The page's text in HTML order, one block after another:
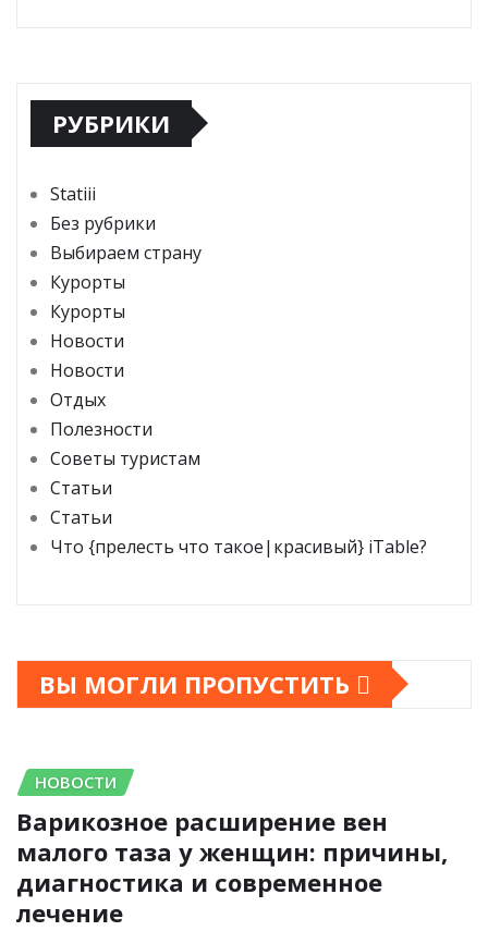
РУБРИКИ
Statiii
Без рубрики
Выбираем страну
Курорты
Курорты
Новости
Новости
Отдых
Полезности
Советы туристам
Статьи
Статьи
Что {прелесть что такое|красивый} iTable?
ВЫ МОГЛИ ПРОПУСТИТЬ
НОВОСТИ
Варикозное расширение вен
малого таза у женщин: причины,
диагностика и современное
лечение